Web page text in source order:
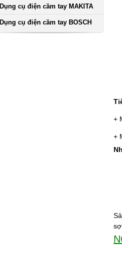
Dụng cụ điện cầm tay MAKITA
Dụng cụ điện cầm tay BOSCH
+
+